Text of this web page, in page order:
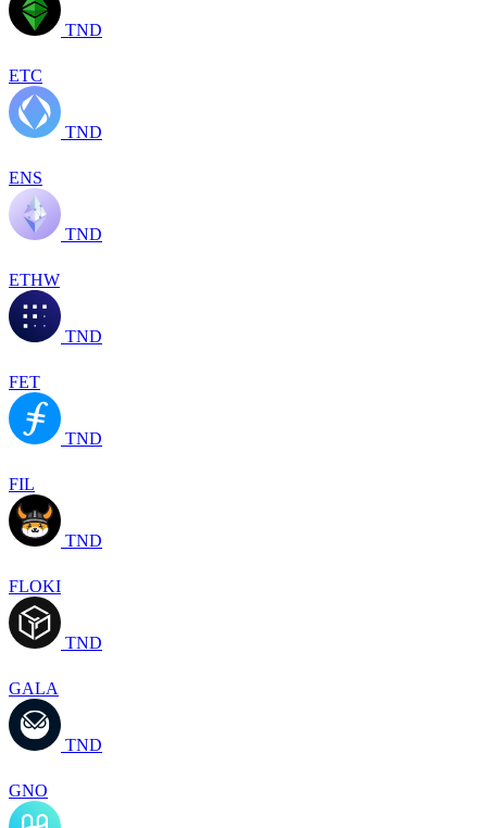
TND
ETC
TND
ENS
TND
ETHW
TND
FET
TND
FIL
TND
FLOKI
TND
GALA
TND
GNO